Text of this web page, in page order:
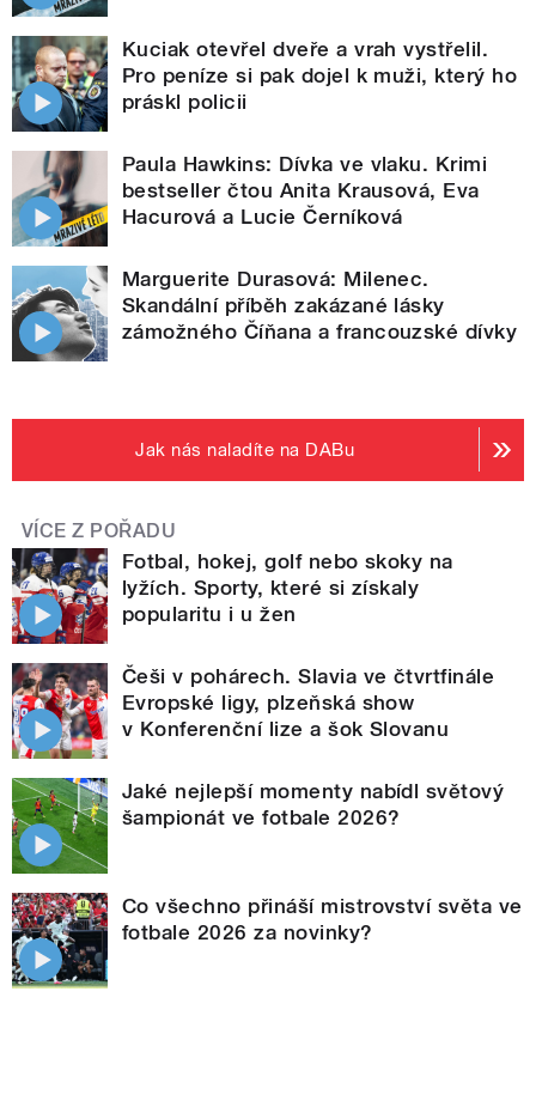
Kuciak otevřel dveře a vrah vystřelil.
Pro peníze si pak dojel k muži, který ho
práskl policii
Paula Hawkins: Dívka ve vlaku. Krimi
bestseller čtou Anita Krausová, Eva
Hacurová a Lucie Černíková
Marguerite Durasová: Milenec.
Skandální příběh zakázané lásky
zámožného Číňana a francouzské dívky
Jak nás naladíte na DABu
VÍCE Z POŘADU
Fotbal, hokej, golf nebo skoky na
lyžích. Sporty, které si získaly
popularitu i u žen
Češi v pohárech. Slavia ve čtvrtfinále
Evropské ligy, plzeňská show
v Konferenční lize a šok Slovanu
Jaké nejlepší momenty nabídl světový
šampionát ve fotbale 2026?
Co všechno přináší mistrovství světa ve
fotbale 2026 za novinky?